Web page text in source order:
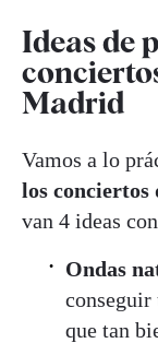
Ideas de
Madrid
Vamos a lo
los conciertos
van 4 ideas
Ondas
conseguir
que tan